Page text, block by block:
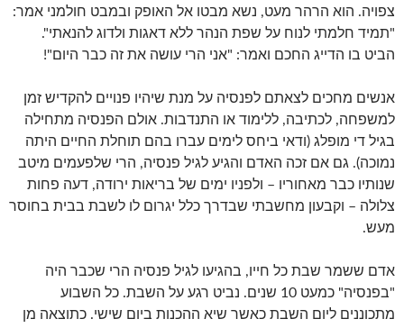
צפויה. הוא הרהר מעט, נשא מבטו אל האופק ובמבט חולמני אמר:
"תמיד חלמתי לנוח על שפת הנהר ללא דאגות ולדוג להנאתי".
הביט בו הדייג החכם ואמר: "אני הרי עושה את זה כבר היום"!
אנשים מחכים לצאתם לפנסיה על מנת שיהיו פנויים להקדיש זמן
למשפחה, לכתיבה, ללימוד או התנדבות. אולם הפנסיה מתחילה
בגיל די מופלג (ודאי ביחס לימים עברו בהם תוחלת החיים היתה
נמוכה). גם אם זכה האדם והגיע לגיל פנסיה, הרי שלפעמים מיטב
שנותיו כבר מאחוריו – ולפניו ימים של בריאות ירודה, דעה פחות
צלולה – וקבעון מחשבתי שבדרך כלל יגרום לו לשבת בבית בחוסר
מעש.
אדם ששמר שבת כל חייו, בהגיעו לגיל פנסיה הרי שכבר היה
"בפנסיה" כמעט 10 שנים. נביט רגע על השבת. כל השבוע
מתכוננים ליום השבת כאשר שיא ההכנות ביום שישי. כתוצאה מן